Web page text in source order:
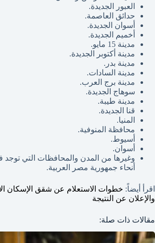
العبور الجديدة.
حدائق العاصمة.
أسوان الجديدة.
أخميم الجديدة.
مدينة 15 مايو.
مدينة أكتوبر الجديدة.
مدينة بدر.
مدينة السادات.
مدينة برج العرب.
سوهاج الجديدة.
مدينة طيبة.
قنا الجديدة.
المنيا.
محافظة المنوفية.
أسيوط.
أسوان.
وغيرها من المدن والمحافظات التي توجد
أنحاء جمهورية مصر العربية.
اقرأ أيضاً: خطوات الاستعلام عن شقق الإسكان
والإعلان عن النتيجة
مقالات ذات صلة: